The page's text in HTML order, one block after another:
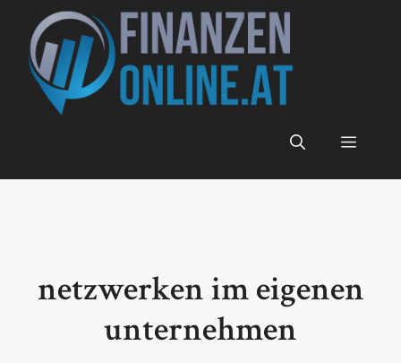
Inhalt
springen
Menü
netzwerken im eigenen
unternehmen